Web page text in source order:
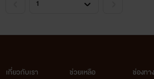
เกี่ยวกับเรา
ช่วยเหลือ
ช่องท